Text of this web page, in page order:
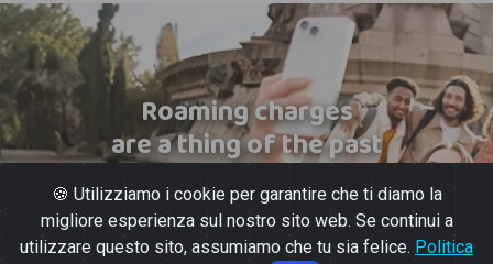
Roaming charges
are a thing of the past
🍪 Utilizziamo i cookie per garantire che ti diamo la
migliore esperienza sul nostro sito web. Se continui a
utilizzare questo sito, assumiamo che tu sia felice. Politica